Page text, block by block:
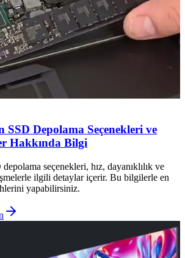
Depolama Seçenekleri ve
Hakkında Bilgi
seçenekleri, hız, dayanıklılık ve
ilgili detaylar içerir. Bu bilgilerle en
yapabilirsiniz.